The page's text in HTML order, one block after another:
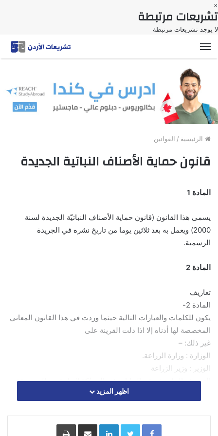
×
تشريعات مرتبطة
لا يوجد تشريعات مرتبطة
القائمة
الرئيسية / القوانين
قانون حماية الأصناف النباتية الجديدة
المادة 1
يسمى هذا القانون (قانون حماية الأصناف النباتيّة الجديدة لسنة
2000) ويعمل به بعد ثلاثين يوما من تاريخ نشره في الجريدة
الرسمية.
المادة 2
تعاريف
المادة 2-
يكون للكلمات والعبارات التالية حيثما وردت في هذا القانون المعاني
المخصصة لها أدناه إلا اذا دلت القرينة على
غير ذلك: –
الوزارة : وزارة الزراعة.
الوزير : وزير الزراعة
التصنيف النباتي : تدرّج النباتات في المملكة النباتية من المجموعة
الى الرتبة الى العائلة الى الجنس الى النوع
الصنف : أي مجموعة نباتية تقع في أدنى رتبة في التصنيف النباتي
الواحد سواء أكان مستوفيا أم غير مستوف لشروط منح
اظهر المزيد
Facebook
Twitter
LinkedInمشاركة عبر البريد طباعة